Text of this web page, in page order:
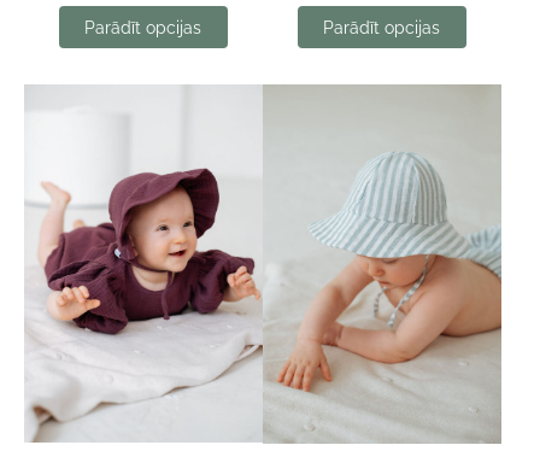
Parādīt opcijas Parādīt opcijas